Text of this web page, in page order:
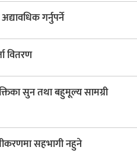
गर्नुपर्ने
वितरण
सुन तथा बहुमूल्य सामग्री
सहभागी नहुने